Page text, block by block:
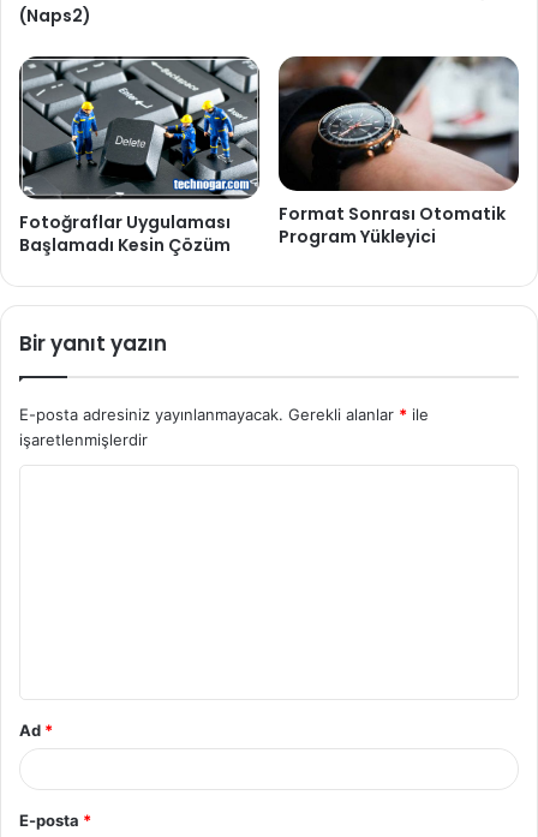
(Naps2)
Fotoğraflar Uygulaması
Başlamadı Kesin Çözüm
Format Sonrası Otomatik
Program Yükleyici
Bir yanıt yazın
E-posta adresiniz yayınlanmayacak. Gerekli alanlar * ile
işaretlenmişlerdir
Ad *
E-posta *